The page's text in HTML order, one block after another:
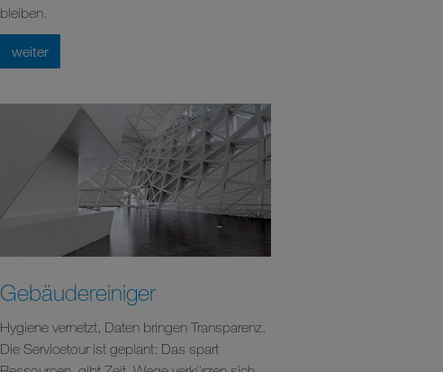
bleiben.
weiter
Gebäudereiniger
Hygiene vernetzt, Daten bringen Transparenz.
Die Servicetour ist geplant: Das spart